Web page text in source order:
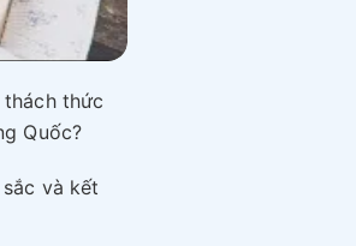
thức
Quốc?
và kết